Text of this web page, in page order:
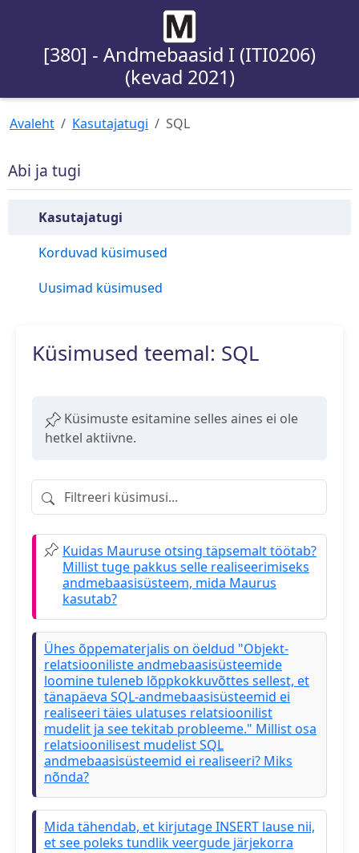
[380] - Andmebaasid I (ITI0206)
(kevad 2021)
Avaleht Kasutajatugi SQL
Abi ja tugi
Kasutajatugi
Korduvad küsimused
Uusimad küsimused
Küsimused teemal: SQL
Küsimuste esitamine selles aines ei ole
hetkel aktiivne.
Filtreeri küsimusi
Kuidas Mauruse otsing täpsemalt töötab?
Millist tuge pakkus selle realiseerimiseks
andmebaasisüsteem, mida Maurus
kasutab?
Ühes õppematerjalis on öeldud "Objekt-
relatsiooniliste andmebaasisüsteemide
loomine tuleneb lõppkokkuvõttes sellest, et
tänapäeva SQL-andmebaasisüsteemid ei
realiseeri täies ulatuses relatsioonilist
mudelit ja see tekitab probleeme." Millist osa
relatsioonilisest mudelist SQL
andmebaasisüsteemid ei realiseeri? Miks
nõnda?
Mida tähendab, et kirjutage INSERT lause nii,
et see poleks tundlik veergude järjekorra